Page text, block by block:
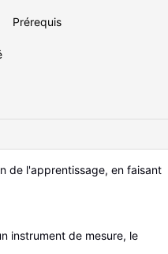
Prérequis
de l'apprentissage, en faisant
instrument de mesure, le